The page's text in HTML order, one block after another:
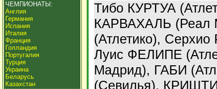
ЧЕМПИОНАТЫ:
Англия
Германия
Испания
Италия
Франция
Голландия
Португалия
Турция
Украина
Беларусь
Казахстан
Тибо КУРТУА
КАРВАХАЛЬ (Реал
(Атлетико),
Луис ФЕЛИПЕ
Мадрид), ГАБИ
(Севилья),